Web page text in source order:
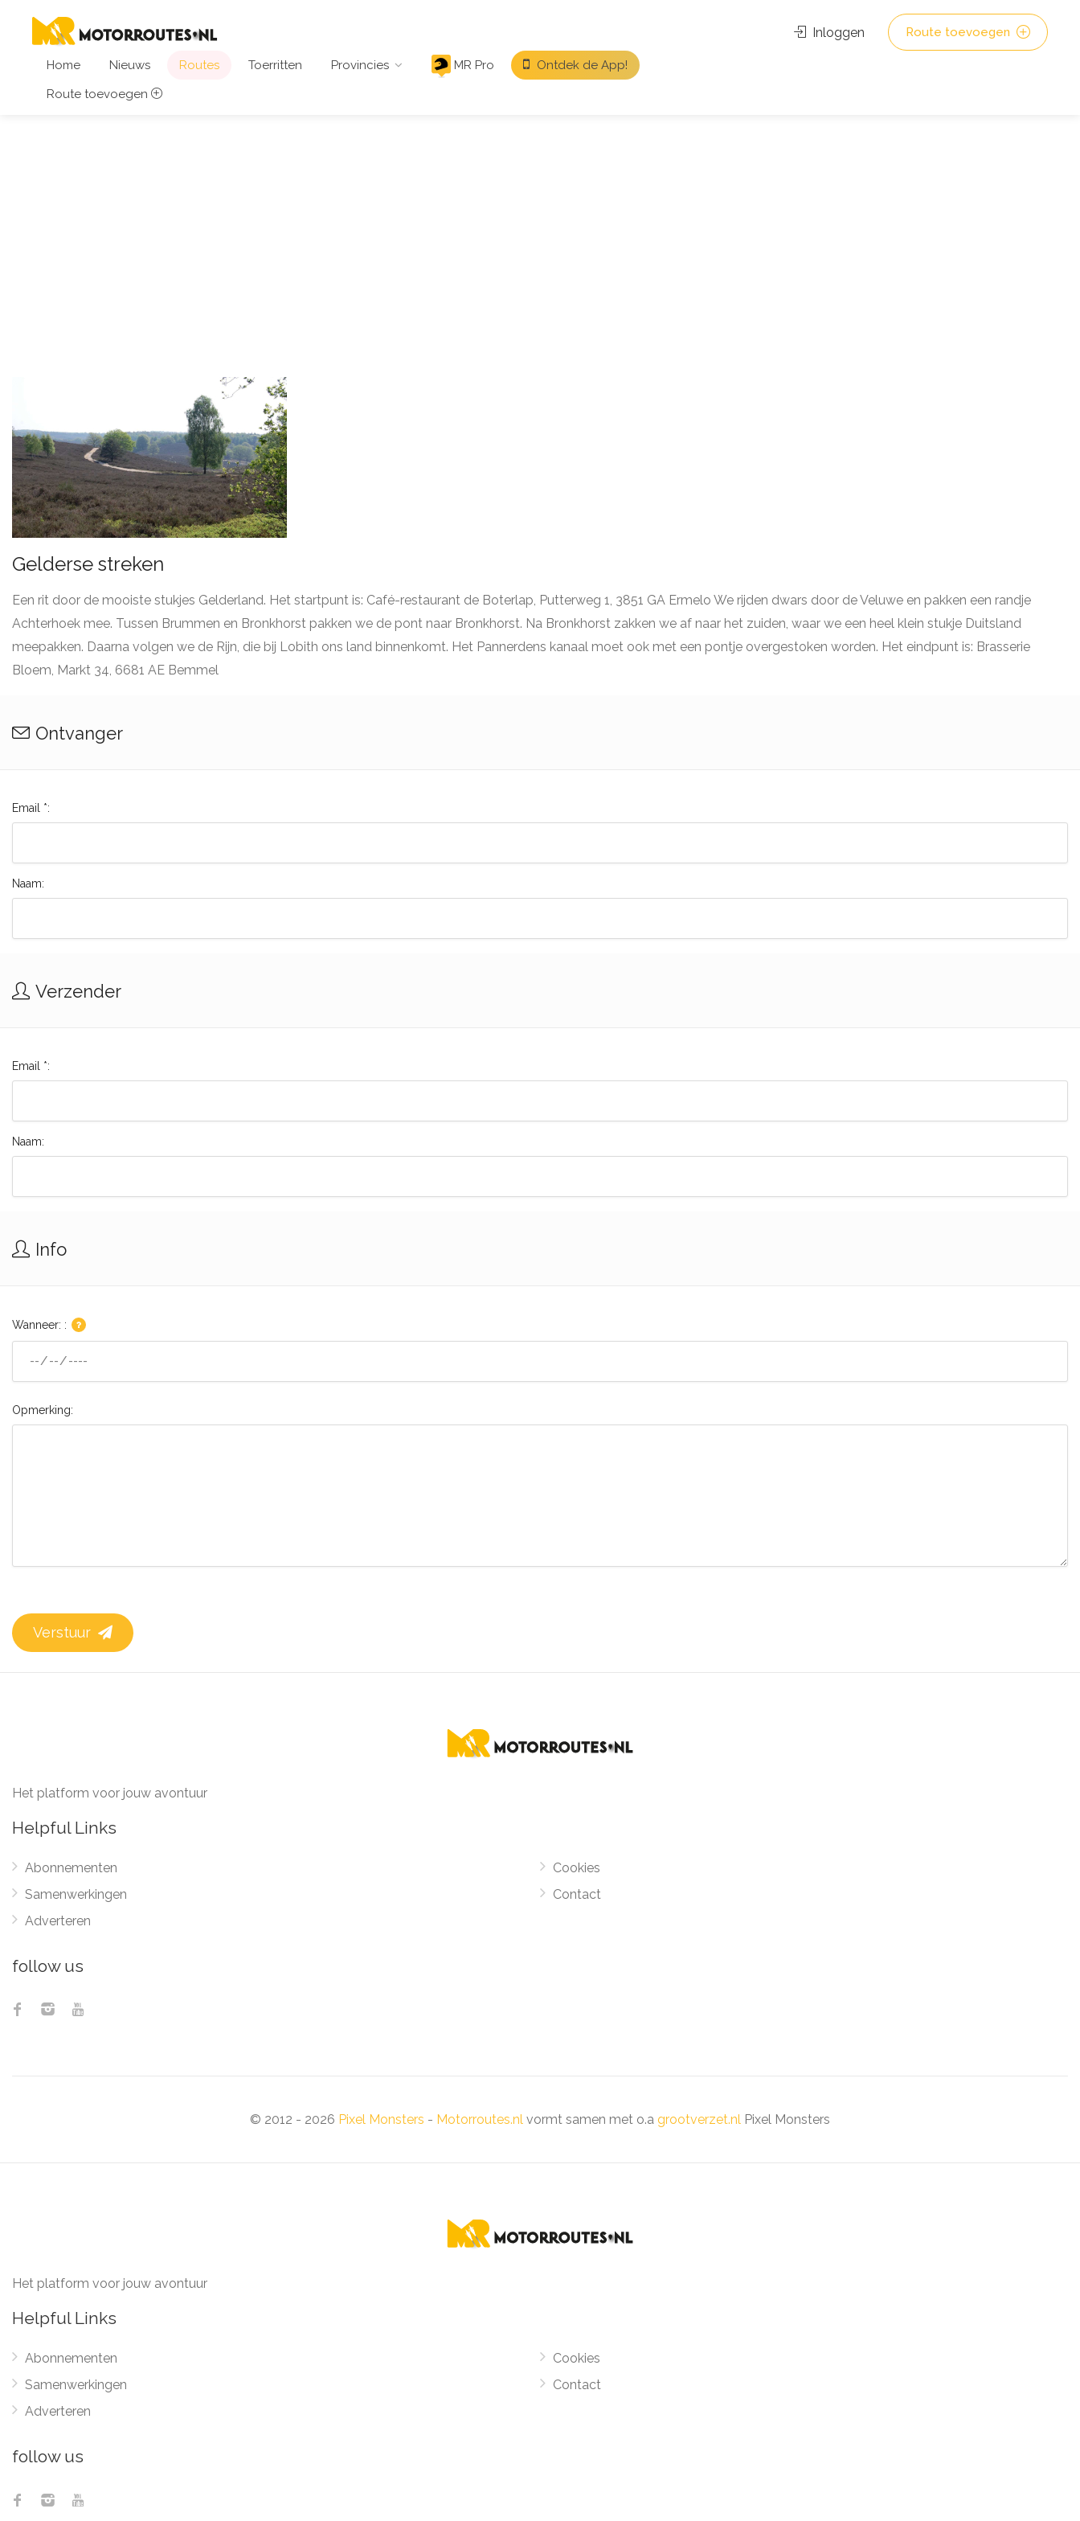
Home Nieuws Routes Toerritten Provincies MR Pro
Ontdek de App!
Route toevoegen
Inloggen Route toevoegen
Gelderse streken
Een rit door de mooiste stukjes Gelderland. Het startpunt is: Café-restaurant de Boterlap, Putterweg 1, 3851 GA Ermelo We rijden dwars door de Veluwe en pakken een randje
Achterhoek mee. Tussen Brummen en Bronkhorst pakken we de pont naar Bronkhorst. Na Bronkhorst zakken we af naar het zuiden, waar we een heel klein stukje Duitsland
meepakken. Daarna volgen we de Rijn, die bij Lobith ons land binnenkomt. Het Pannerdens kanaal moet ook met een pontje overgestoken worden. Het eindpunt is: Brasserie
Bloem, Markt 34, 6681 AE Bemmel
Ontvanger
Email *:
Naam:
Verzender
Email *:
Naam:
Info
Wanneer: :
Opmerking:
Verstuur
Het platform voor jouw avontuur
Helpful Links
Abonnementen
Samenwerkingen
Adverteren
Cookies
Contact
follow us
© 2012 - 2026 Pixel Monsters - Motorroutes.nl vormt samen met o.a grootverzet.nl Pixel Monsters
Het platform voor jouw avontuur
Helpful Links
Abonnementen
Samenwerkingen
Adverteren
Cookies
Contact
follow us